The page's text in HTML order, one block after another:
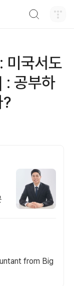
미국서도
: 공부하
from Big